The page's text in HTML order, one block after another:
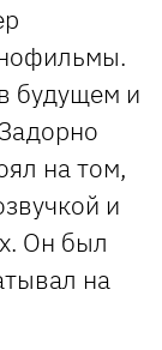
будущем и
на том,
и
Он был
на